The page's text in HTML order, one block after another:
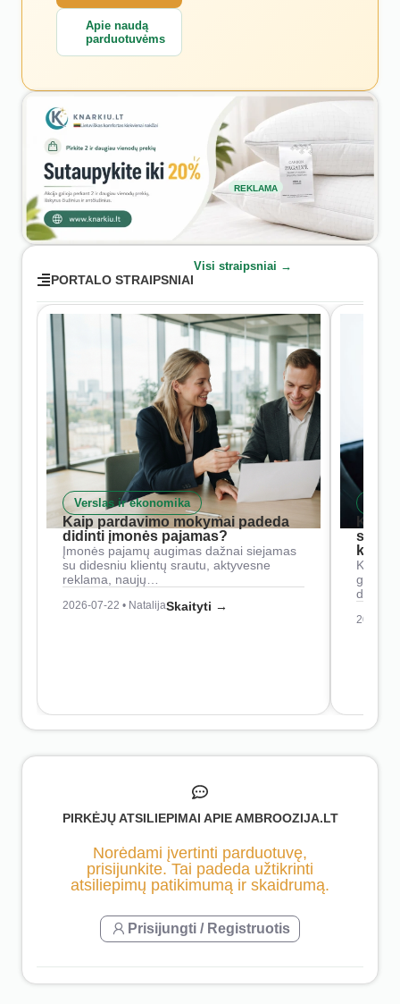
Apie naudą
parduotuvėms
REKLAMA
PORTALO STRAIPSNIAI
Visi straipsniai →
Verslas ir ekonomika
Kaip pardavimo mokymai padeda
didinti įmonės pajamas?
Įmonės pajamų augimas dažnai siejamas
su didesniu klientų srautu, aktyvesne
reklama, naujų…
2026-07-22 • NatalijaSkaityti →
Kaip
2026-
PIRKĖJŲ ATSILIEPIMAI APIE AMBROOZIJA.LT
Norėdami įvertinti parduotuvę,
prisijunkite. Tai padeda užtikrinti
atsiliepimų patikimumą ir skaidrumą.
Prisijungti / Registruotis